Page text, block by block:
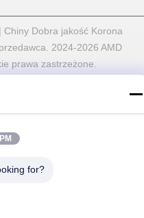
Dobra jakość Korona
2024-2026 AMD
prawa zastrzeżone.
for?